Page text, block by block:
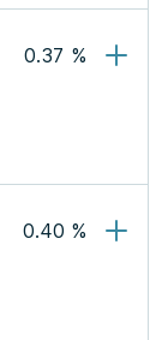
0.37 %
0.40 %